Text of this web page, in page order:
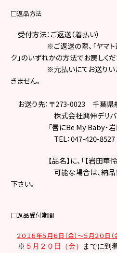
□返品方法
受付方法：ご返送（着払い）
※ご返送の際、「ヤマト運輸
ク」のいずれかの方法でお戻しくだ
※元払いにてお送りいただ
きません。
お送り先： 〒273-0023 千葉県
株式会社興伸デリバリ
「唇にBe My Baby・
TEL：047-420-8527
【品名】に、「【岩田華怜】
可能な場合は、納品書の
下さい。
□返品受付期間
２０１６年５月６日（金）～５月２０日（
※ ５月２０日（金）
までに到